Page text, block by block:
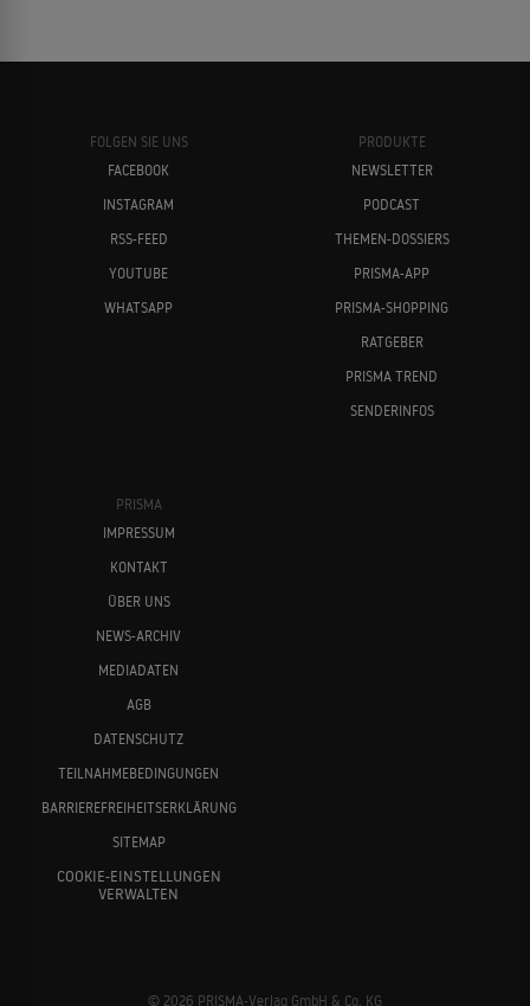
FOLGEN SIE UNS
FACEBOOK
INSTAGRAM
RSS-FEED
YOUTUBE
WHATSAPP
PRODUKTE
NEWSLETTER
PODCAST
THEMEN-DOSSIERS
PRISMA-APP
PRISMA-SHOPPING
RATGEBER
PRISMA TREND
SENDERINFOS
PRISMA
IMPRESSUM
KONTAKT
ÜBER UNS
NEWS-ARCHIV
MEDIADATEN
AGB
DATENSCHUTZ
TEILNAHMEBEDINGUNGEN
BARRIEREFREIHEITSERKLÄRUNG
SITEMAP
COOKIE-EINSTELLUNGEN
VERWALTEN
© 2026 PRISMA-Verlag GmbH & Co. KG